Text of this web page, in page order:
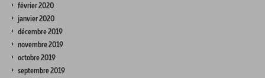
février 2020
janvier 2020
décembre 2019
novembre 2019
octobre 2019
septembre 2019